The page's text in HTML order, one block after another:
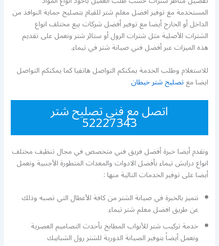
المستخدمة مع توفير افضل معلم شتر للقيام بتصليح حماية النوافذ من
الداخل أو الخارج أيضا مع توفير أفضل شركات بيع مختلف انواع
الشترات الأصلية مثل شترات الرول أو ستائر شتر ونعمل على تقديم
هذه الميزات عبر أفضل فني صيانة شتر في تيماء.
للاستعلام وطلب الخدمة يمكنكم التواصل هاتفيا كما يمكنكم التواصل
ايضا معتصليح شتر خيطان
اتصل مع فني تصليح شتر
52227343
ونقدم أيضا خبرة أفضل فريق فني متخصص في مجال تنظيف مختلف
انواع درايش تيماء بأفضل الادوات والمعدات المتطورة الأجنبية ونعمل
أيضا على توفير الخدمات التالية منها :
نتميز بالخبرة في صيانة الشتر من كافة الأعطال التي تصبه وذلك
عن طريق افضل معلم شتر تيماء
خدمة تركيب شتر للأبواب المطابخ بأحدث التصاميم العصرية
ونعمل أيضاً بتوفير الصيانة الدورية للشتر رول الشبابيك